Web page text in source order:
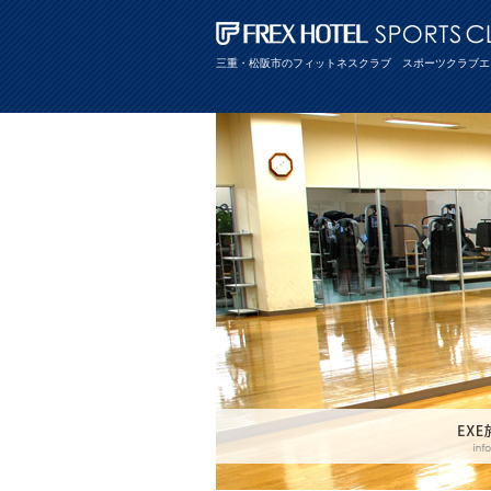
三重・松阪市のフィットネスクラブ スポーツクラブ